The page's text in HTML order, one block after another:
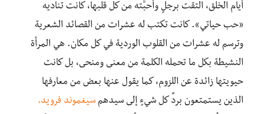
أيام الخلق، التقت برجلٍ وأحبَّته من كل قلبها، كانت تناديه
«حب حياتي». كانت تكتب له عشرات من القصائد الشعرية
وترسم له عشرات من القلوب الوردية في كل مكان. هي المرأة
النشيطة بكل ما تحمله الكلمة من معنى ومنحى، بل كانت
حيويتها زائدة عن اللزوم، كما يقول عنها بعض من معارفها
الذين يستمتعون بردِّ كل شيءٍ إلى سيدهم سيغموند فرويد.